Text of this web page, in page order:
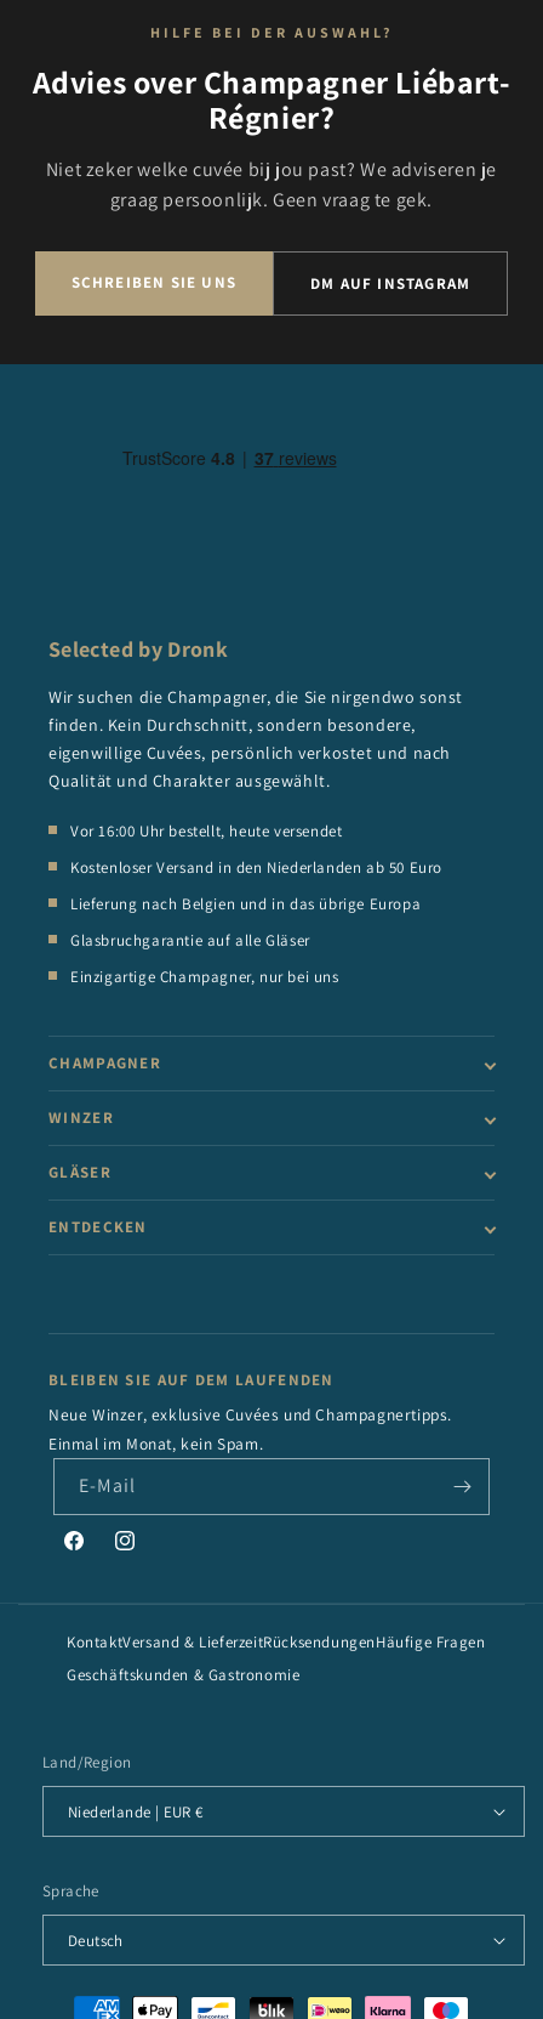
HILFE BEI DER AUSWAHL?
Advies over Champagner Liébart-
Régnier?
Niet zeker welke cuvée bij jou past? We adviseren je
graag persoonlijk. Geen vraag te gek.
SCHREIBEN SIE UNS DM AUF INSTAGRAM
Selected by Dronk
Wir suchen die Champagner, die Sie nirgendwo sonst
finden. Kein Durchschnitt, sondern besondere,
eigenwillige Cuvées, persönlich verkostet und nach
Qualität und Charakter ausgewählt.
Vor 16:00 Uhr bestellt, heute versendet
Kostenloser Versand in den Niederlanden ab 50 Euro
Lieferung nach Belgien und in das übrige Europa
Glasbruchgarantie auf alle Gläser
Einzigartige Champagner, nur bei uns
CHAMPAGNER
WINZER
GLÄSER
ENTDECKEN
BLEIBEN SIE AUF DEM LAUFENDEN
Neue Winzer, exklusive Cuvées und Champagnertipps.
Einmal im Monat, kein Spam.
E-Mail
FacebookInstagram
KontaktVersand & LieferzeitRücksendungenHäufige Fragen
Geschäftskunden & Gastronomie
Land/Region
Niederlande | EUR €
Sprache
Deutsch
Zahlungsmethoden